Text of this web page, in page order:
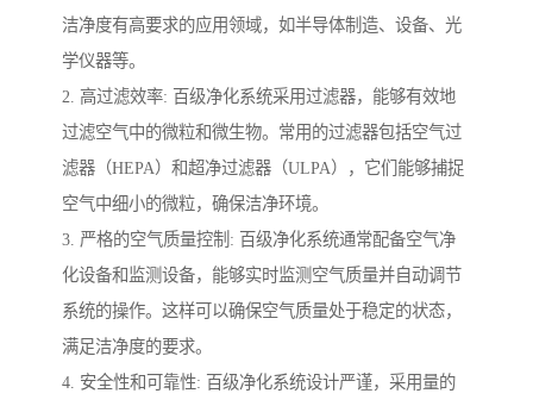
洁净度有高要求的应用领域，如半导体制造、设备、光
学仪器等。
2. 高过滤效率: 百级净化系统采用过滤器，能够有效地
过滤空气中的微粒和微生物。常用的过滤器包括空气过
滤器（HEPA）和超净过滤器（ULPA），它们能够捕捉
空气中细小的微粒，确保洁净环境。
3. 严格的空气质量控制: 百级净化系统通常配备空气净
化设备和监测设备，能够实时监测空气质量并自动调节
系统的操作。这样可以确保空气质量处于稳定的状态，
满足洁净度的要求。
4. 安全性和可靠性: 百级净化系统设计严谨，采用量的